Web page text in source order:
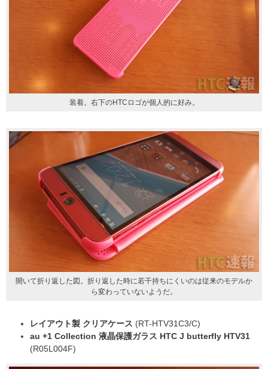
装着。右下のHTCロゴが個人的に好み。
開いて折り返した図。折り返した時に若干持ちにくいのは従来のモデルか
ら変わっていないようだ。
レイアウト製 クリアケース (RT-HTV31C3/C)
au +1 Collection 液晶保護ガラス HTC J butterfly HTV31
(R05L004F)